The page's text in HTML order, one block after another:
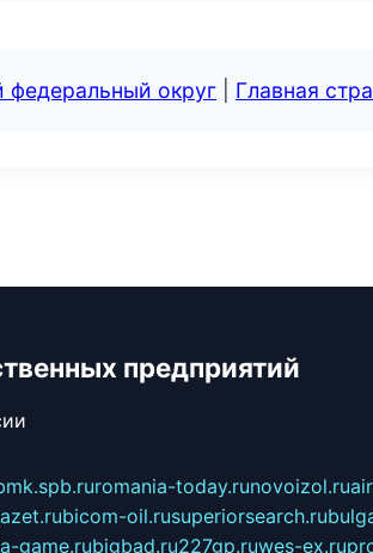
округ Главная
предприятий
romania-today.runovoizol.ru
bicom-oil.rusuperiorsearch.ru
game.rubigbad.ru227gp.ruwes-ex.ru